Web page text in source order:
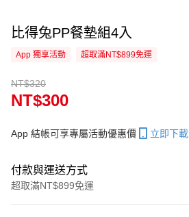
比得兔PP餐墊組4入
App 獨享活動 超取滿NT$899免運
NT$320
NT$300
App 結帳可享專屬活動優惠價 立即下載
付款與運送方式
超取滿NT$899免運